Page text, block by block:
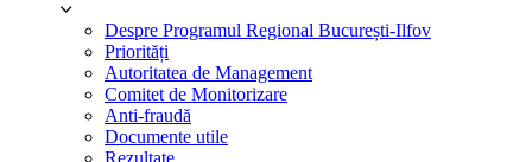
Despre Programul Regional București-Ilfov
Priorități
Autoritatea de Management
Comitet de Monitorizare
Anti-fraudă
Documente utile
Rezultate